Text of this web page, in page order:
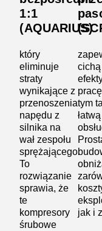
1:1
(AQUARIUS)
który
eliminuje
straty
wynikające z
przenoszenia
napędu z
silnika na
wał zespołu
sprężającego.
To
rozwiązanie
sprawia, że
te
kompresory
śrubowe
cichą
tym
łatwą
jak i